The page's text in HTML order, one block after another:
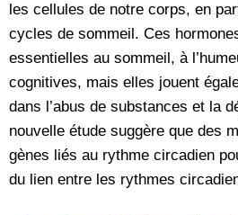
les cellules de notre corps, en
cycles de sommeil. Ces
essentielles au sommeil, à
cognitives, mais elles jouent
dans l’abus de substances et la
nouvelle étude suggère que des
gènes liés au rythme circadien
du lien entre les rythmes